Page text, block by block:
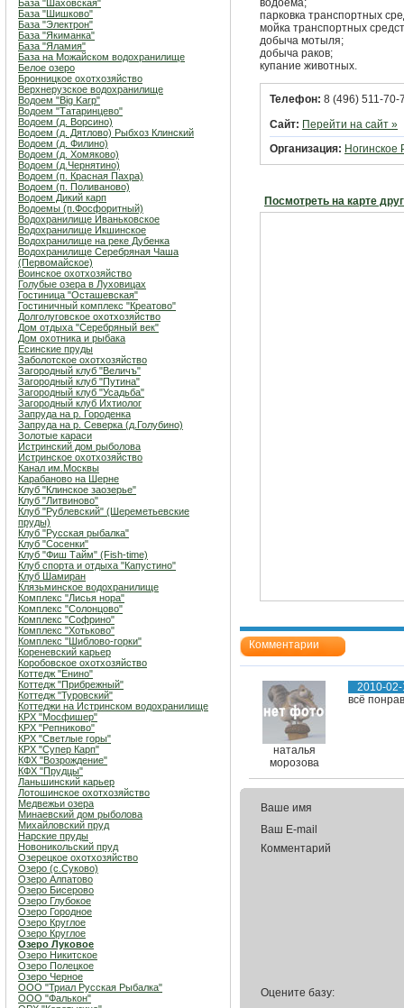
База "Шаховская"
База "Шишково"
База "Электрон"
База "Якиманка"
База "Яламия"
База на Можайском водохранилище
Белое озеро
Бронницкое охотхозяйство
Верхнерузское водохранилище
Водоем "Big Karp"
Водоем "Татаринцево"
Водоем (д. Ворсино)
Водоем (д. Дятлово) Рыбхоз Клинский
Водоем (д. Филино)
Водоем (д. Хомяково)
Водоем (д.Чернятино)
Водоем (п. Красная Пахра)
Водоем (п. Поливаново)
Водоем Дикий карп
Водоемы (п.Фосфоритный)
Водохранилище Иваньковское
Водохранилище Икшинское
Водохранилище на реке Дубенка
Водохранилище Серебряная Чаша
(Первомайское)
Воинское охотхозяйство
Голубые озера в Луховицах
Гостиница "Осташевcкая"
Гостиничный комплекс "Креатово"
Долголуговское охотхозяйство
Дом отдыха "Серебряный век"
Дом охотника и рыбака
Есинские пруды
Заболотское охотхозяйство
Загородный клуб "Величъ"
Загородный клуб "Путина"
Загородный клуб "Усадьба"
Загородный клуб Ихтиолог
Запруда на р. Городенка
Запруда на р. Северка (д.Голубино)
Золотые караси
Истринский дом рыболова
Истринское охотхозяйство
Канал им.Москвы
Карабаново на Шерне
Клуб "Клинское заозерье"
Клуб "Литвиново"
Клуб "Рублевский" (Шереметьевские
пруды)
Клуб "Русская рыбалка"
Клуб "Сосенки"
Клуб "Фиш Тайм" (Fish-time)
Клуб спорта и отдыха "Капустино"
Клуб Шамиран
Клязьминское водохранилище
Комплекс "Лисья нора"
Комплекс "Солонцово"
Комплекс "Софрино"
Комплекс "Хотьково"
Комплекс "Шиблово-горки"
Кореневский карьер
Коробовское охотхозяйство
Коттедж "Енино"
Коттедж "Прибрежный"
Коттедж "Туровский"
Коттеджи на Истринском водохранилище
КРХ "Мосфишер"
КРХ "Репниково"
КРХ "Светлые горы"
КРХ "Супер Карп"
КФХ "Возрождение"
КФХ "Прудцы"
Ланьшинский карьер
Лотошинское охотхозяйство
Медвежьи озера
Минаевский дом рыболова
Михайловский пруд
Нарские пруды
Новоникольский пруд
Озерецкое охотхозяйство
Озеро (c.Суково)
Озеро Алпатово
Озеро Бисерово
Озеро Глубокое
Озеро Городное
Озеро Круглое
Озеро Круглое
Озеро Луковое
Озеро Никитское
Озеро Полецкое
Озеро Черное
ООО "Триал Русская Рыбалка"
ООО "Фалькон"
водоёма;
парковка транспортных
мойка транспортных
добыча мотыля;
добыча раков;
купание животных.
Телефон: 8 (496) 511-70-
Сайт: Перейти на сайт »
Организация:
Посмотреть на карте
Комментарии
наталья
морозова
2010-
всё
Ваше имя
Ваш E-mail
Комментарий
Оцените базу: